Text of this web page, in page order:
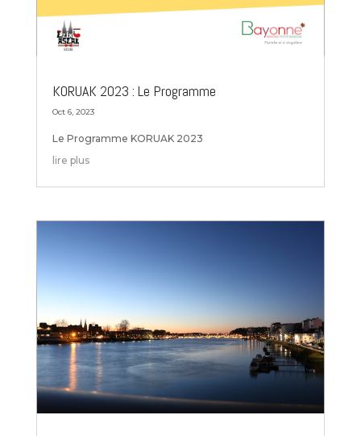
KORUAK 2023 : Le Programme
Oct 6, 2023
Le Programme KORUAK 2023
lire plus